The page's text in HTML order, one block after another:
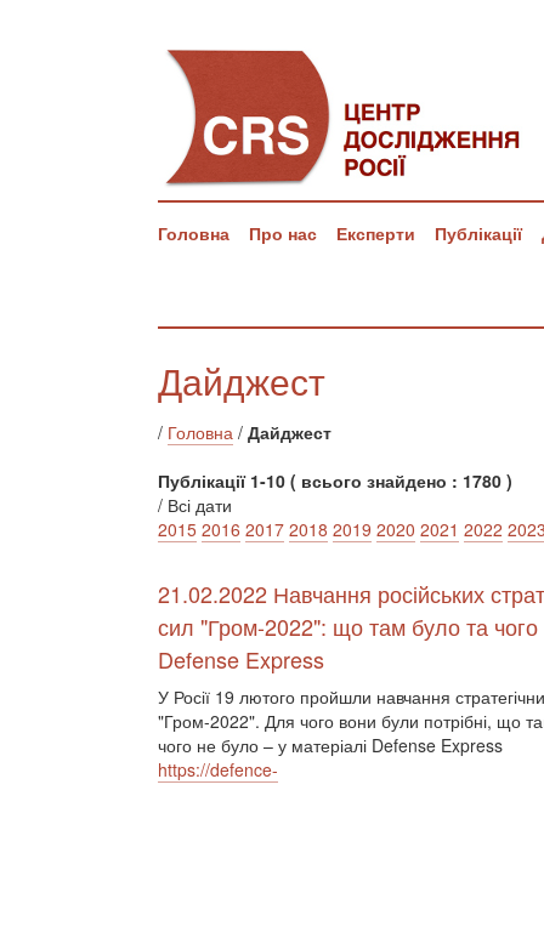
Головна Про нас Експерти Публікації
Дайджест
/ Головна / Дайджест
Публікації 1-10 ( всього знайдено : 1780 )
/ Всі дати
2015 2016 2017 2018 2019 2020 2021 2022
21.02.2022 Навчання російських
сил "Гром-2022": що там було та
Defense Express
У Росії 19 лютого пройшли навчання
"Гром-2022". Для чого вони були потрібні, що
чого не було – у матеріалі Defense Express
https://defence-